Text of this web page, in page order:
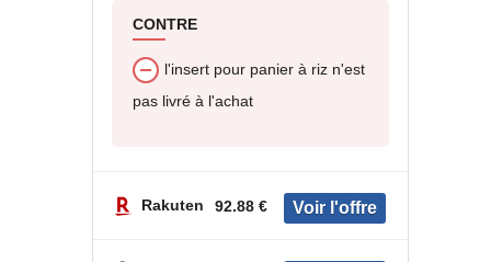
CONTRE
l'insert pour panier à riz n'est
pas livré à l'achat
Rakuten 92.88 €